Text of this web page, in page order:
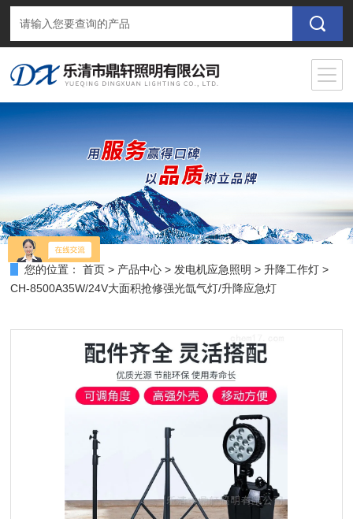
您的位置： 首页 > 产品中心 > 发电机应急照明 >升降工作灯 >
CH-8500A35W/24V大面积抢修强光氙气灯/升降应急灯